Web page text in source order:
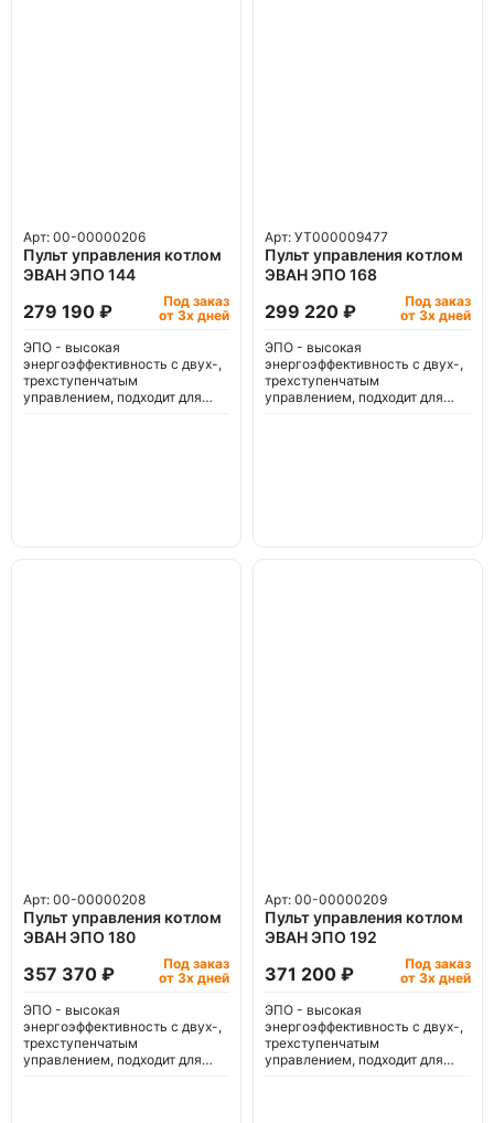
Арт: 00-00000206
Пульт управления котлом
ЭВАН ЭПО 144
279 190 ₽
Под заказ
от 3х дней
ЭПО - высокая
энергоэффективность с двух-,
трехступенчатым
управлением, подходит для
Арт: УТ000009477
Пульт управления котлом
ЭВАН ЭПО 168
299 220 ₽
Под заказ
от 3х дней
ЭПО - высокая
энергоэффективность с двух-,
трехступенчатым
управлением, подходит для
Арт: 00-00000208
Пульт управления котлом
ЭВАН ЭПО 180
357 370 ₽
Под заказ
от 3х дней
ЭПО - высокая
энергоэффективность с двух-,
трехступенчатым
управлением, подходит для
Арт: 00-00000209
Пульт управления котлом
ЭВАН ЭПО 192
371 200 ₽
Под заказ
от 3х дней
ЭПО - высокая
энергоэффективность с двух-,
трехступенчатым
управлением, подходит для